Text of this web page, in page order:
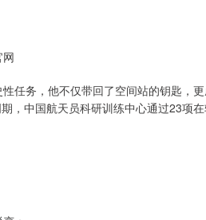
任务，他不仅带回了空间站的钥匙，
，中国航天员科研训练中心通过23项